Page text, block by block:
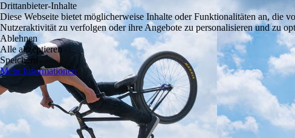
Drittanbieter-Inhalte
Diese Webseite bietet möglicherweise Inhalte oder Funktionalitäten an, die
Nutzeraktivität zu verfolgen oder ihre Angebote zu personalisieren und zu
Ablehnen
Alle akzeptieren
Speichern
Mehr Informationen